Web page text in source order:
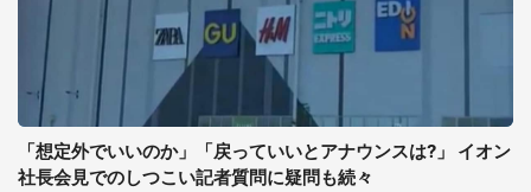
「想定外でいいのか」「戻っていいとアナウンスは?」 イオン
社長会見でのしつこい記者質問に疑問も続々